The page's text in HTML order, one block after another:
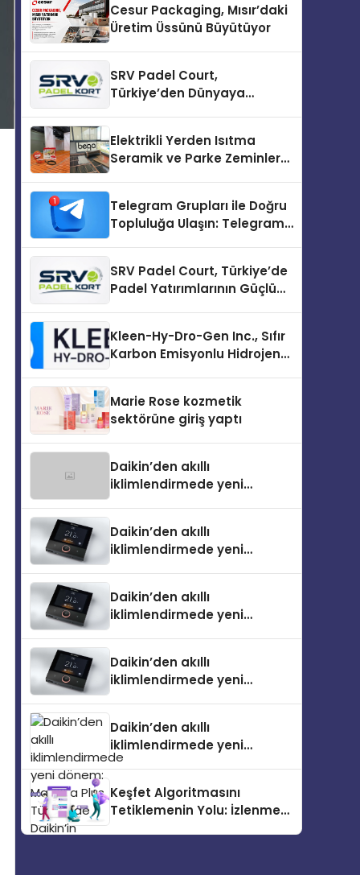
Cesur Packaging, Mısır’daki
Üretim Üssünü Büyütüyor
SRV Padel Court,
Türkiye’den Dünyaya
Elektrikli Yerden Isıtma
Seramik ve Parke Zeminler
Telegram Grupları ile Doğru
Topluluğa Ulaşın: Telegram
SRV Padel Court, Türkiye’de
Padel Yatırımlarının Güçlü
Kleen-Hy-Dro-Gen Inc., Sıfır
Karbon Emisyonlu Hidrojen
Aldı
Marie Rose kozmetik
sektörüne giriş yaptı
Daikin’den akıllı
iklimlendirmede yeni
Daikin’den akıllı
iklimlendirmede yeni
Daikin’den akıllı
iklimlendirmede yeni
Daikin’den akıllı
iklimlendirmede yeni
Daikin’den akıllı
iklimlendirmede yeni
dönem: Madoka Plus
dostu tasarımıyla öne çıkan
Madoka ailesinin yeni nesil
teknolojilerle donatılmış son
Keşfet Algoritmasını
Tetiklemenin Yolu: İzlenme